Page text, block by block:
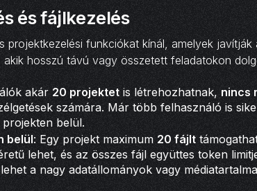
és fájlkezelés
projektkezelési funkciókat kínál, amelyek javítják
hosszú távú vagy összetett feladatokon
akár 20 projektet is létrehozhatnak, nincs
számára. Már több felhasználó is
projekten belül.
belül: Egy projekt maximum 20 fájlt
lehet, és az összes fájl együttes token
a nagy adatállományok vagy